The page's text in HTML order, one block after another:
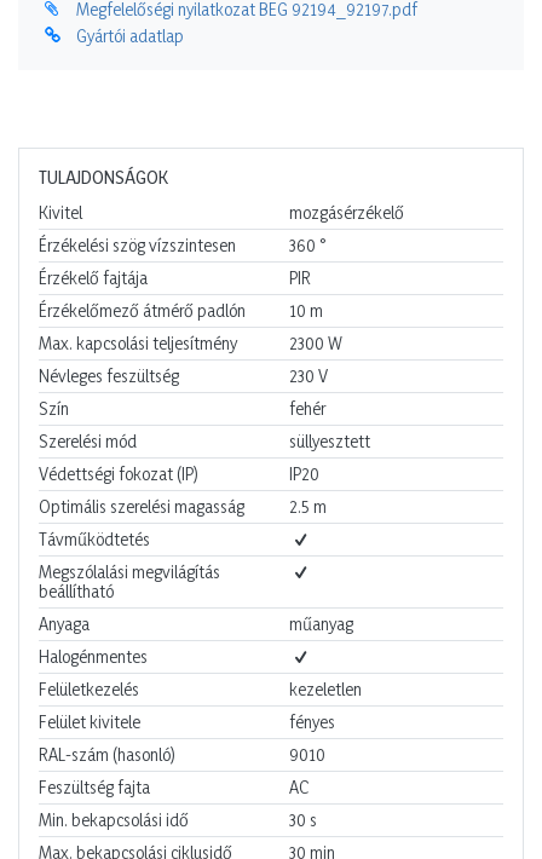
Megfelelőségi nyilatkozat BEG 92194_92197.pdf
Gyártói adatlap
TULAJDONSÁGOK
Kivitel
mozgásérzékelő
Érzékelési szög vízszintesen
360 °
Érzékelő fajtája
PIR
Érzékelőmező átmérő padlón
10 m
Max. kapcsolási teljesítmény
2300 W
Névleges feszültség
230 V
Szín
fehér
Szerelési mód
süllyesztett
Védettségi fokozat (IP)
IP20
Optimális szerelési magasság
2.5 m
Távműködtetés
Megszólalási megvilágítás
beállítható
Anyaga
műanyag
Halogénmentes
Felületkezelés
kezeletlen
Felület kivitele
fényes
RAL-szám (hasonló)
9010
Feszültség fajta
AC
Min. bekapcsolási idő
30 s
Max. bekapcsolási ciklusidő
30 min